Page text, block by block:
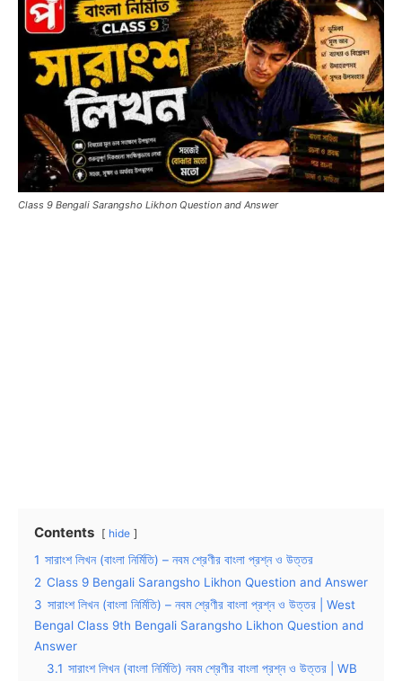
Class 9 Bengali Sarangsho Likhon Question and Answer
Contents hide
1 সারাংশ লিখন (বাংলা নির্মিতি) – নবম শ্রেণীর বাংলা প্রশ্ন ও উত্তর
2 Class 9 Bengali Sarangsho Likhon Question and Answer
3 সারাংশ লিখন (বাংলা নির্মিতি) – নবম শ্রেণীর বাংলা প্রশ্ন ও উত্তর | West
Bengal Class 9th Bengali Sarangsho Likhon Question and
Answer
3.1 সারাংশ লিখন (বাংলা নির্মিতি) নবম শ্রেণীর বাংলা প্রশ্ন ও উত্তর | WB